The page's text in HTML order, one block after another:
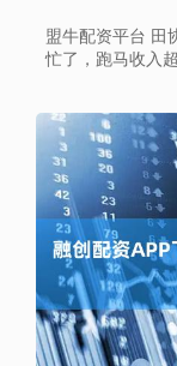
盟牛配资平台 田
忙了，跑马收入